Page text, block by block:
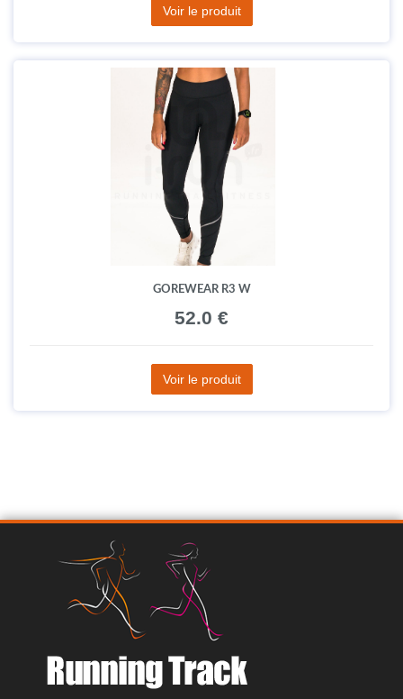
Voir le produit
GOREWEAR R3 W
52.0 €
Voir le produit